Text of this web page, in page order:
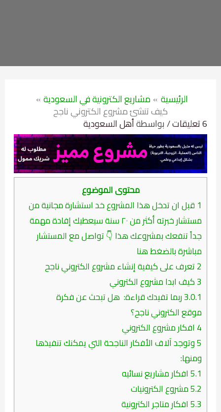
الرئيسية مشاريع الكترونية في السعودية
كيف تنشئ مشروع الكتروني ناجح
6 تعليقات / بواسطةأهل السعودية
محتوى الموضوع
1 قبل ان تدخل هذا المشروع خد استشارة مجانية من
مستشار خبرته أكثر من ٢٠ سنة سيعطيك إفادة مهمة
جداً تنفعك بمشروعك هذا 👇 تواصل مع المستشار
مباشرة بالضغط هنا
2تعرف على كيفية إنشاء مشروع الكتروني ناجح
3كيف ابدا مشروع الكتروني
3.0.1ربما تفيدك قراءة: هل تبحث عن فكرة
موقع الكتروني ناجح؟
4 افكار مشروع الكتروني
5وتوجد آلاف الأفكار الناجحة التي يمكنك تنفيذها
ومنها:
5.1افكار مشاريع نسائيه
5.2مشروع الكترونيات
5.3افكار متاجر الكترونية